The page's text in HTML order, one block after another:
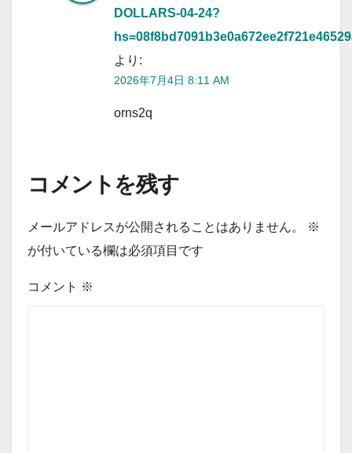
DOLLARS-04-24?
より:
2026年7月4日 8:11 AM
orns2q
コメントを残す
メールアドレスが公開されることはありません。
※
が付いている欄は必須項目です
コメント ※